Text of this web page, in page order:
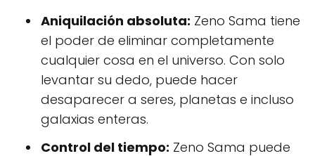
Aniquilación absoluta: Zeno Sama tiene
el poder de eliminar completamente
cualquier cosa en el universo. Con solo
levantar su dedo, puede hacer
desaparecer a seres, planetas e incluso
galaxias enteras.
Control del tiempo: Zeno Sama puede